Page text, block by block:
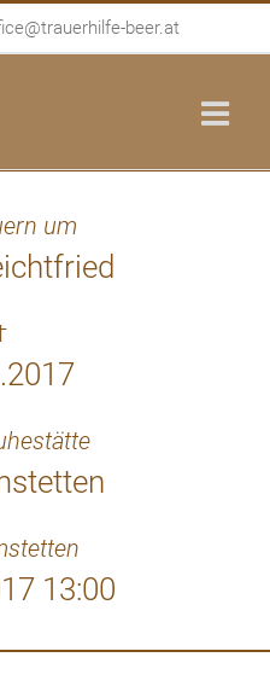
beer.at
um
13:00